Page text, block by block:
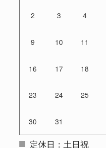
2 3 4
9 10 11
16 17 18
23 24 25
30 31
定休日：土日祝